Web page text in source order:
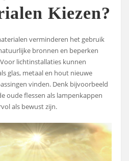
Kiezen?
verminderen het gebruik
bronnen en beperken
lichtinstallaties kunnen
glas, metaal en hout nieuwe
vinden. Denk bijvoorbeeld
oude flessen als lampenkappen
als bewust zijn.